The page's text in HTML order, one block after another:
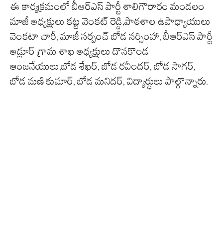
ఈ కార్యక్రమంలో బీఆర్ఎస్ పార్టీ శాలిగౌరారం మండలం
మాజీ అధ్యక్షులు కట్ట వెంకట్ రెడ్డి,పాఠశాల ఉపాధ్యాయులు
వెంకటా చారీ, మాజీ సర్పంచ్ బోడ నర్సింహా, బీఆర్ఎస్ పార్టీ
అడ్లూర్ గ్రామ శాఖ అధ్యక్షులు దొనకొండ
ఆంజనేయులు,బోడ శేఖర్, బోడ రవీందర్, బోడ సాగర్,
బోడ మణి కుమార్, బోడ మనిదర్, విద్యార్థులు పాల్గొన్నారు.